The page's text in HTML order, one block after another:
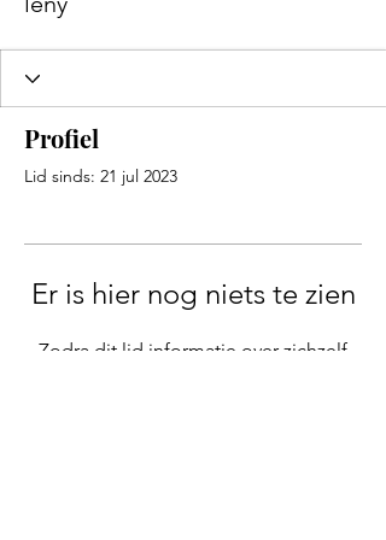
Profiel
Lid sinds: 21 jul 2023
Er is hier nog niets te zien
Zodra dit lid informatie over zichzelf